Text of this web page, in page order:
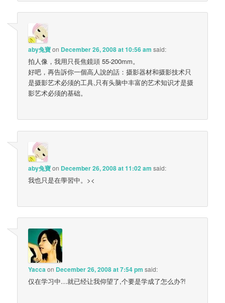
aby兔寶on December 26, 2008 at 10:56 am said:
拍人像，我用只長焦鏡頭 55-200mm。
好吧，再告訴你一個高人說的話：摄影器材和摄影技术只
是摄影艺术必须的工具,只有头脑中丰富的艺术知识才是摄
影艺术必须的基础。
aby兔寶on December 26, 2008 at 11:02 am said:
我也只是在學習中。><
Yaccaon December 26, 2008 at 7:54 pm said:
仅在学习中…就已经让我仰望了,个要是学成了怎么办?!